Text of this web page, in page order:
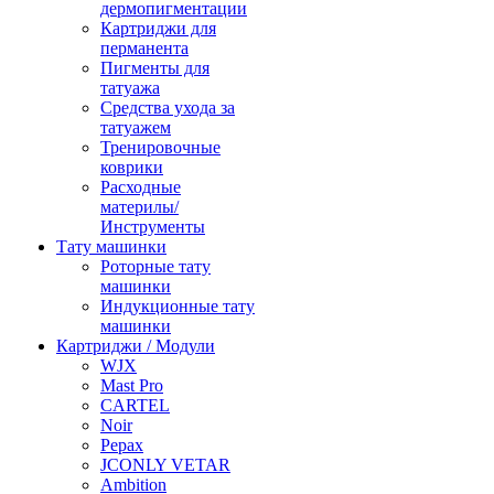
дермопигментации
Картриджи для
перманента
Пигменты для
татуажа
Средства ухода за
татуажем
Тренировочные
коврики
Расходные
материлы/
Инструменты
Тату машинки
Роторные тату
машинки
Индукционные тату
машинки
Картриджи / Модули
WJX
Mast Pro
CARTEL
Noir
Pepax
JCONLY VETAR
Ambition